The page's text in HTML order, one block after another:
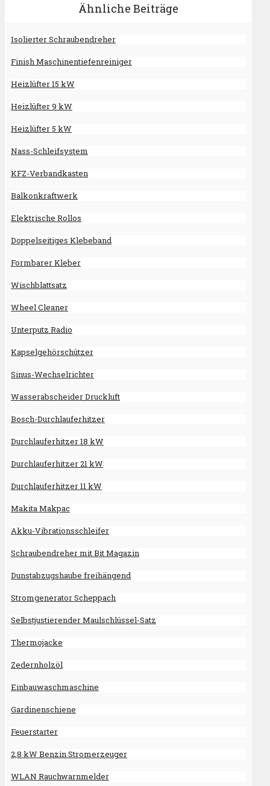
Ähnliche Beiträge
Isolierter Schraubendreher
Finish Maschinentiefenreiniger
Heizlüfter 15 kW
Heizlüfter 9 kW
Heizlüfter 5 kW
Nass-Schleifsystem
KFZ-Verbandkasten
Balkonkraftwerk
Elektrische Rollos
Doppelseitiges Klebeband
Formbarer Kleber
Wischblattsatz
Wheel Cleaner
Unterputz Radio
Kapselgehörschützer
Sinus-Wechselrichter
Wasserabscheider Druckluft
Bosch-Durchlauferhitzer
Durchlauferhitzer 18 kW
Durchlauferhitzer 21 kW
Durchlauferhitzer 11 kW
Makita Makpac
Akku-Vibrationsschleifer
Schraubendreher mit Bit Magazin
Dunstabzugshaube freihängend
Stromgenerator Scheppach
Selbstjustierender Maulschlüssel-Satz
Thermojacke
Zedernholzöl
Einbauwaschmaschine
Gardinenschiene
Feuerstarter
2,8 kW Benzin Stromerzeuger
WLAN Rauchwarnmelder